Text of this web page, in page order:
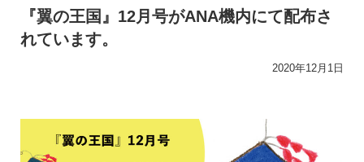
『翼の王国』12月号がANA機内にて配布さ
れています。
2020年12月1日